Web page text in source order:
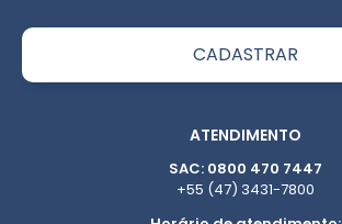
ATENDIMENTO
SAC: 0800 470 7447
+55 (47) 3431-7800